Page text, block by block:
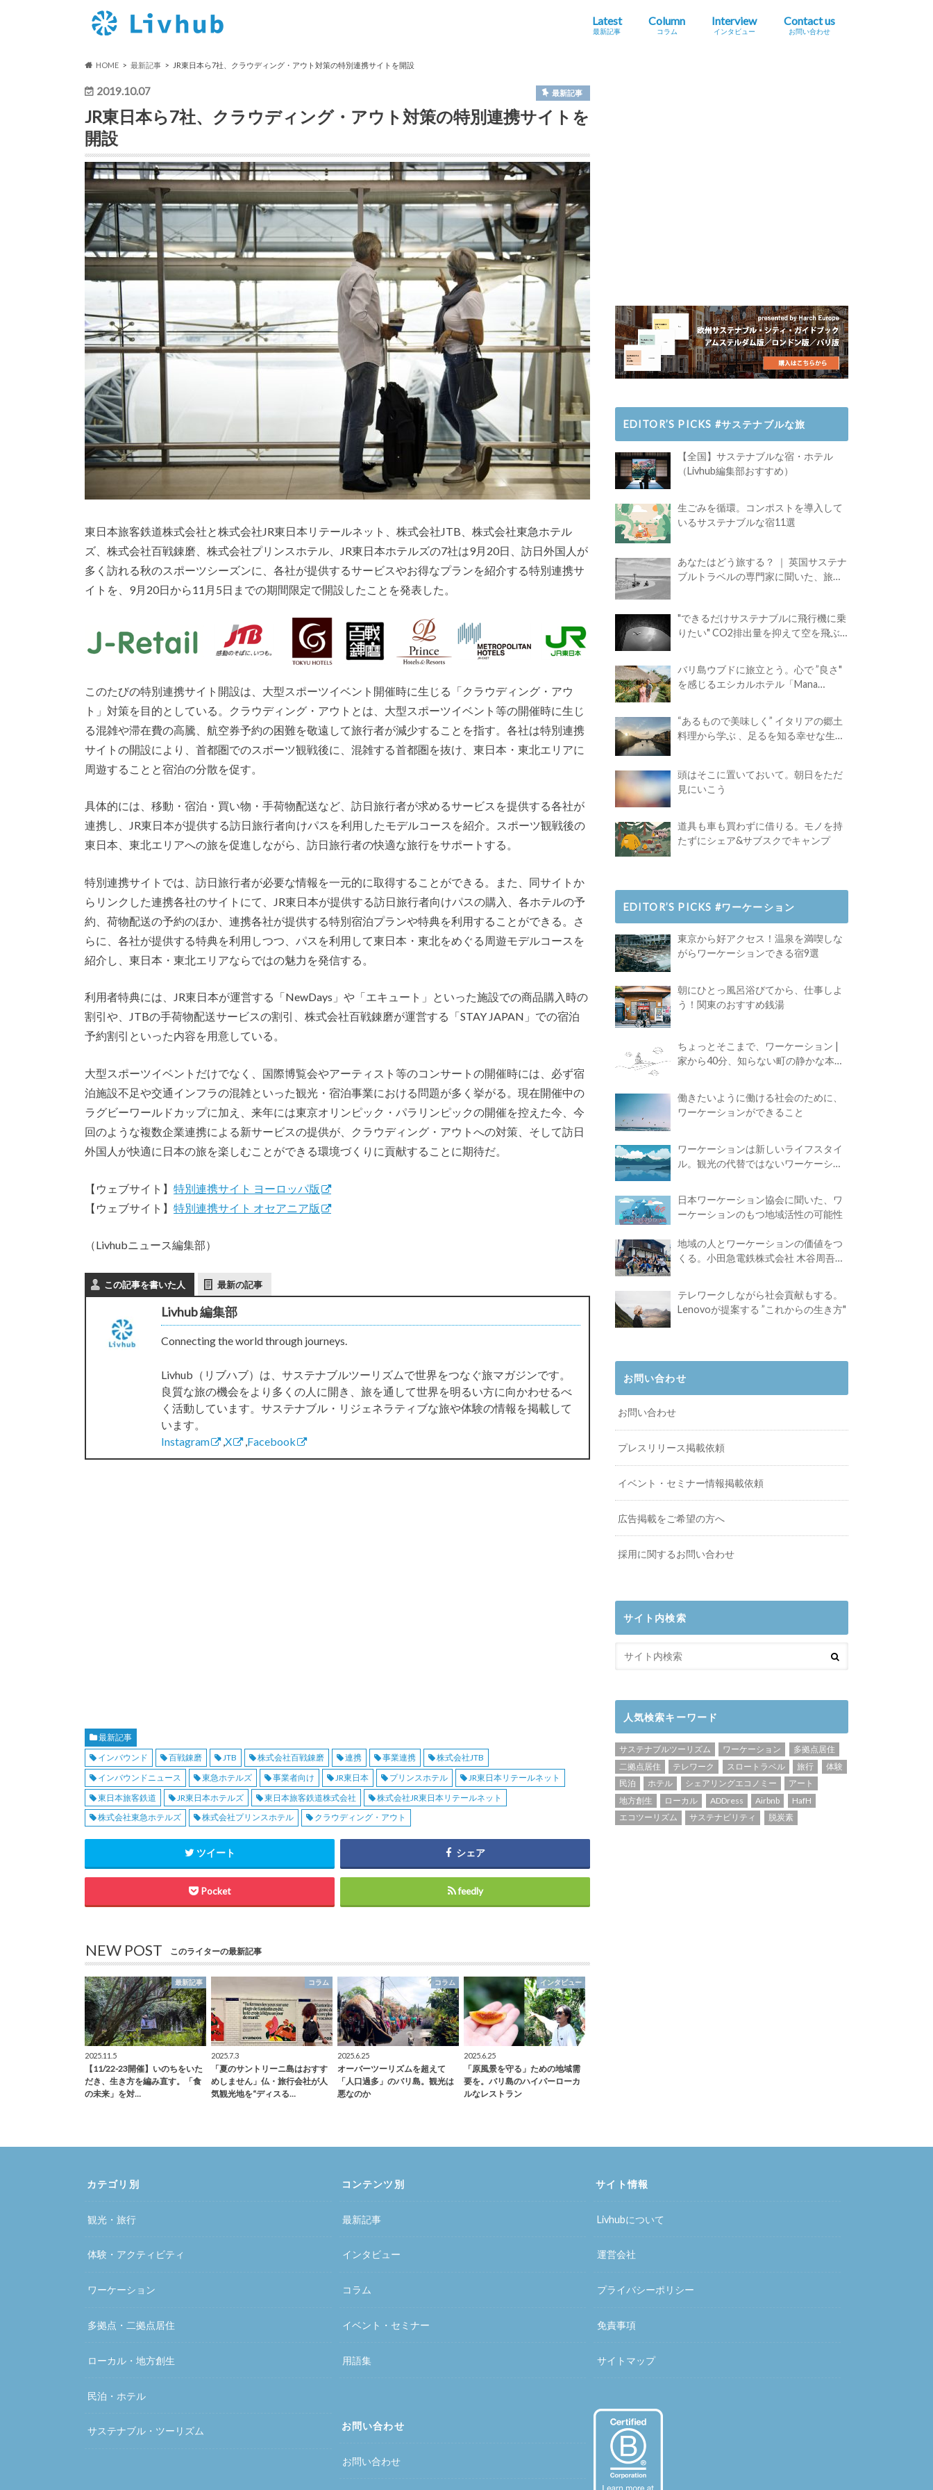
Latest
最新記事
Column
コラム
Interview
インタビュー
Contact us
お問い合わせ
HOME 最新記事 JR東日本ら7社、クラウディング・アウト対策の特別連携サイトを開設
2019.10.07 最新記事
JR東日本ら7社、クラウディング・アウト対策の特別連携サイトを
開設
東日本旅客鉄道株式会社と株式会社JR東日本リテールネット、株式会社JTB、株式会社東急ホテル
ズ、株式会社百戦錬磨、株式会社プリンスホテル、JR東日本ホテルズの7社は9月20日、訪日外国人が
多く訪れる秋のスポーツシーズンに、各社が提供するサービスやお得なプランを紹介する特別連携サ
イトを、9月20日から11月5日までの期間限定で開設したことを発表した。
このたびの特別連携サイト開設は、大型スポーツイベント開催時に生じる「クラウディング・アウ
ト」対策を目的としている。クラウディング・アウトとは、大型スポーツイベント等の開催時に生じ
る混雑や滞在費の高騰、航空券予約の困難を敬遠して旅行者が減少することを指す。各社は特別連携
サイトの開設により、首都圏でのスポーツ観戦後に、混雑する首都圏を抜け、東日本・東北エリアに
周遊することと宿泊の分散を促す。
具体的には、移動・宿泊・買い物・手荷物配送など、訪日旅行者が求めるサービスを提供する各社が
連携し、JR東日本が提供する訪日旅行者向けパスを利用したモデルコースを紹介。スポーツ観戦後の
東日本、東北エリアへの旅を促進しながら、訪日旅行者の快適な旅行をサポートする。
特別連携サイトでは、訪日旅行者が必要な情報を一元的に取得することができる。また、同サイトか
らリンクした連携各社のサイトにて、JR東日本が提供する訪日旅行者向けパスの購入、各ホテルの予
約、荷物配送の予約のほか、連携各社が提供する特別宿泊プランや特典を利用することができる。さ
らに、各社が提供する特典を利用しつつ、パスを利用して東日本・東北をめぐる周遊モデルコースを
紹介し、東日本・東北エリアならではの魅力を発信する。
利用者特典には、JR東日本が運営する「NewDays」や「エキュート」といった施設での商品購入時の
割引や、JTBの手荷物配送サービスの割引、株式会社百戦錬磨が運営する「STAY JAPAN」での宿泊
予約割引といった内容を用意している。
大型スポーツイベントだけでなく、国際博覧会やアーティスト等のコンサートの開催時には、必ず宿
泊施設不足や交通インフラの混雑といった観光・宿泊事業における問題が多く挙がる。現在開催中の
ラグビーワールドカップに加え、来年には東京オリンピック・パラリンピックの開催を控えた今、今
回のような複数企業連携による新サービスの提供が、クラウディング・アウトへの対策、そして訪日
外国人が快適に日本の旅を楽しむことができる環境づくりに貢献することに期待だ。
【ウェブサイト】 特別連携サイト ヨーロッパ版
【ウェブサイト】 特別連携サイト オセアニア版
（Livhubニュース編集部）
この記事を書いた人 最新の記事
Livhub 編集部
Connecting the world through journeys.
Livhub（リブハブ）は、サステナブルツーリズムで世界をつなぐ旅マガジンです。
良質な旅の機会をより多くの人に開き、旅を通して世界を明るい方に向かわせるべ
く活動しています。サステナブル・リジェネラティブな旅や体験の情報を掲載して
います。
Instagram
,X ,Facebook
最新記事
インバウンド
百戦錬磨 JTB 株式会社百戦錬磨 連携 事業連携
株式会社JTB
インバウンドニュース
東急ホテルズ 事業者向け JR東日本 プリンスホテル
JR東日本リテールネット
東日本旅客鉄道
JR東日本ホテルズ 東日本旅客鉄道株式会社
株式会社JR東日本リテールネット
株式会社東急ホテルズ
株式会社プリンスホテル クラウディング・アウト
ツイート シェア
Pocket feedly
NEW POST このライターの最新記事
最新記事
2025.11.5
【11/22-23開催】いのちをいた
だき、生き方を編み直す。「食
の未来」を対…
コラム
2025.7.3
「夏のサントリーニ島はおすす
めしません」仏・旅行会社が人
気観光地を“ディスる…
コラム
2025.6.25
オーバーツーリズムを超えて
「人口過多」のバリ島。観光は
悪なのか
インタビュー
2025.6.25
「原風景を守る」ための地域需
要を。バリ島のハイパーローカ
ルなレストラン
EDITOR’S PICKS #サステナブルな旅
【全国】サステナブルな宿・ホテル
（Livhub編集部おすすめ）
生ごみを循環。コンポストを導入して
いるサステナブルな宿11選
あなたはどう旅する？ ｜ 英国サステナ
ブルトラベルの専門家に聞いた、旅の
"できるだけサステナブルに飛行機に乗
りたい" CO2排出量を抑えて空を飛ぶ
バリ島ウブドに旅立とう。心で ”良さ"
を感じるエシカルホテル「Mana
“あるもので美味しく” イタリアの郷土
料理から学ぶ 、足るを知る幸せな生き
頭はそこに置いておいて。朝日をただ
見にいこう
道具も車も買わずに借りる。モノを持
たずにシェア&サブスクでキャンプ
EDITOR’S PICKS #ワーケーション
東京から好アクセス！温泉を満喫しな
がらワーケーションできる宿9選
朝にひとっ風呂浴びてから、仕事しよ
う！関東のおすすめ銭湯
ちょっとそこまで、ワーケーション |
家から40分、知らない町の静かな本屋
働きたいように働ける社会のために、
ワーケーションができること
ワーケーションは新しいライフスタイ
ル。観光の代替ではないワーケーショ
日本ワーケーション協会に聞いた、ワ
ーケーションのもつ地域活性の可能性
地域の人とワーケーションの価値をつ
くる。小田急電鉄株式会社 木谷周吾さ
テレワークしながら社会貢献もする。
Lenovoが提案する ”これからの生き方"
お問い合わせ
お問い合わせ
プレスリリース掲載依頼
イベント・セミナー情報掲載依頼
広告掲載をご希望の方へ
採用に関するお問い合わせ
サイト内検索
人気検索キーワード
サステナブルツーリズム ワーケーション
多拠点居住
二拠点居住
テレワーク スロートラベル 旅行
体験
民泊
ホテル シェアリングエコノミー
アート
地方創生
ローカル ADDress Airbnb
HafH
エコツーリズム
サステナビリティ 脱炭素
カテゴリ別
観光・旅行
体験・アクティビティ
ワーケーション
多拠点・二拠点居住
ローカル・地方創生
民泊・ホテル
サステナブル・ツーリズム
コンテンツ別
最新記事
インタビュー
コラム
イベント・セミナー
用語集
お問い合わせ
お問い合わせ
サイト情報
Livhubについて
運営会社
プライバシーポリシー
免責事項
サイトマップ